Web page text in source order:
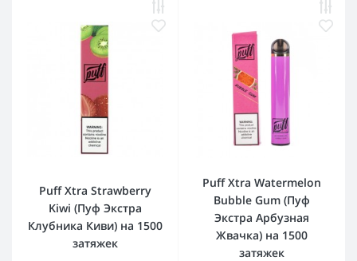
Puff Xtra Strawberry
Kiwi (Пуф Экстра
Клубника Киви) на 1500
затяжек
Puff Xtra Watermelon
Bubble Gum (Пуф
Экстра Арбузная
Жвачка) на 1500
затяжек